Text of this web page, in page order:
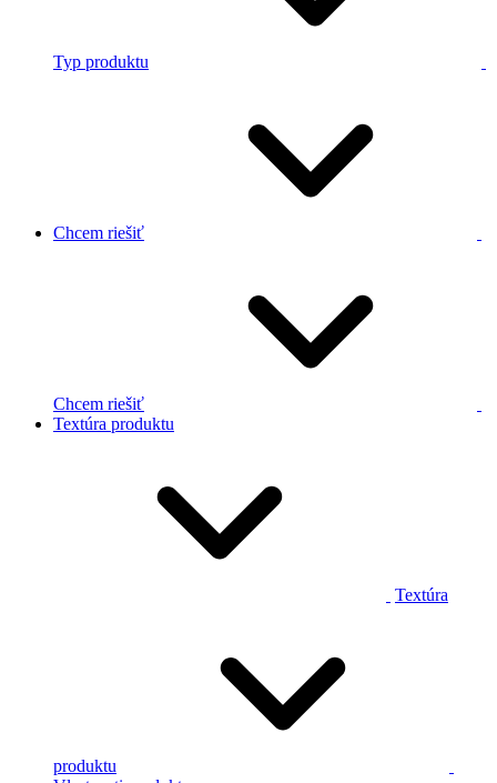
Typ produktu
Chcem riešiť
Chcem riešiť
Textúra produktu
Textúra
produktu